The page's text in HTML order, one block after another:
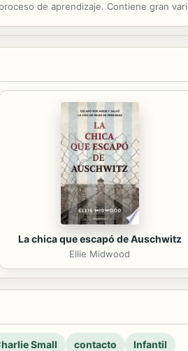
de aprendizaje. Contiene gran
La chica que escapó de Auschwitz
Ellie Midwood
Small contacto Infantil